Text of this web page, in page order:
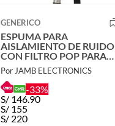
GENERICO
ESPUMA PARA
AISLAMIENTO DE RUIDO
CON FILTRO POP PARA
MICROFONO
Por JAMB ELECTRONICS
-33%
S/ 146.90
S/ 155
S/ 220